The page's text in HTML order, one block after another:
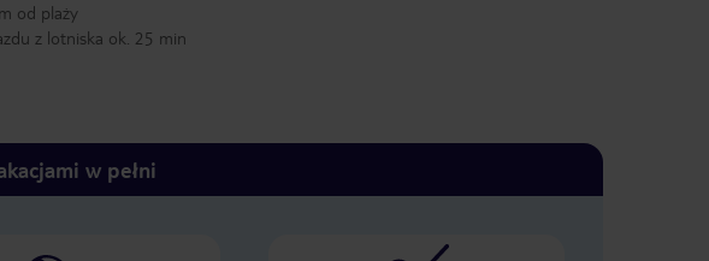
od plaży
z lotniska ok. 25 min
w pełni